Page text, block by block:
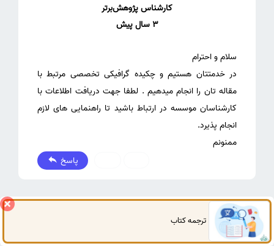
کارشناس پژوهش‌برتر
3 سال پیش
در خدمتتان هستیم و چکیده گرافیکی تخصصی مرتبط با
مقاله تان را انجام میدهیم . لطفا جهت دریافت اطلاعات با
کارشناسان موسسه در ارتباط باشید تا راهنمایی های لازم
ممنونم
پاسخ
ترجمه کتاب